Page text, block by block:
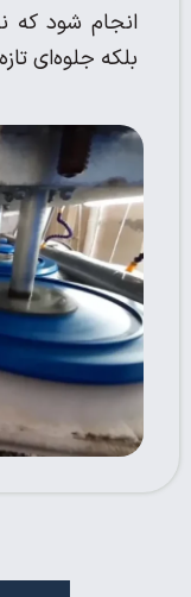
انجام شود که
بلکه جلوه‌ای